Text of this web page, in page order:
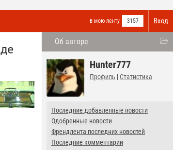
Вход
в мою ленту 3157
Об авторе
Hunter777
Профиль | Статистика
Последние добавленные новости
Одобренные новости
Френдлента последних новостей
Последние комментарии